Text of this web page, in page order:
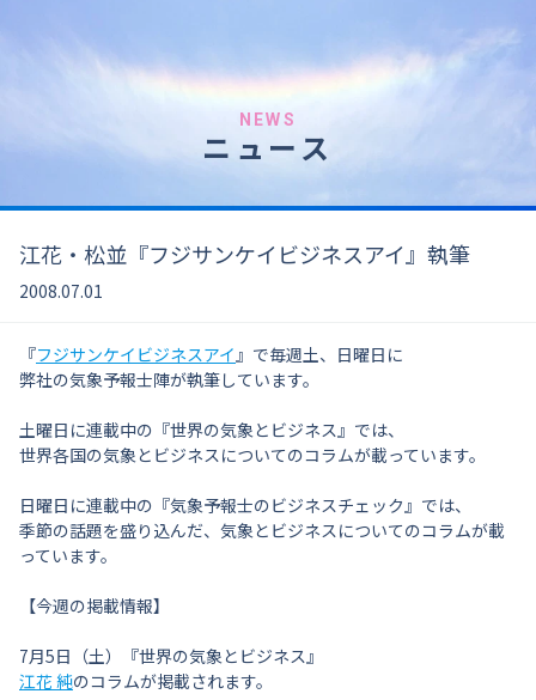
NEWS
ニュース
江花・松並『フジサンケイビジネスアイ』執筆
2008.07.01
『フジサンケイビジネスアイ』で毎週土、日曜日に
弊社の気象予報士陣が執筆しています。
土曜日に連載中の『世界の気象とビジネス』では、
世界各国の気象とビジネスについてのコラムが載っています。
日曜日に連載中の『気象予報士のビジネスチェック』では、
季節の話題を盛り込んだ、気象とビジネスについてのコラムが載
っています。
【今週の掲載情報】
7月5日（土）『世界の気象とビジネス』
江花 純のコラムが掲載されます。